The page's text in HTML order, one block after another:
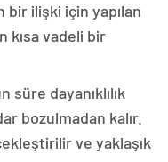
bir ilişki için yapılan
kısa vadeli bir
süre dayanıklılık
bozulmadan kalır.
ve yaklaşık